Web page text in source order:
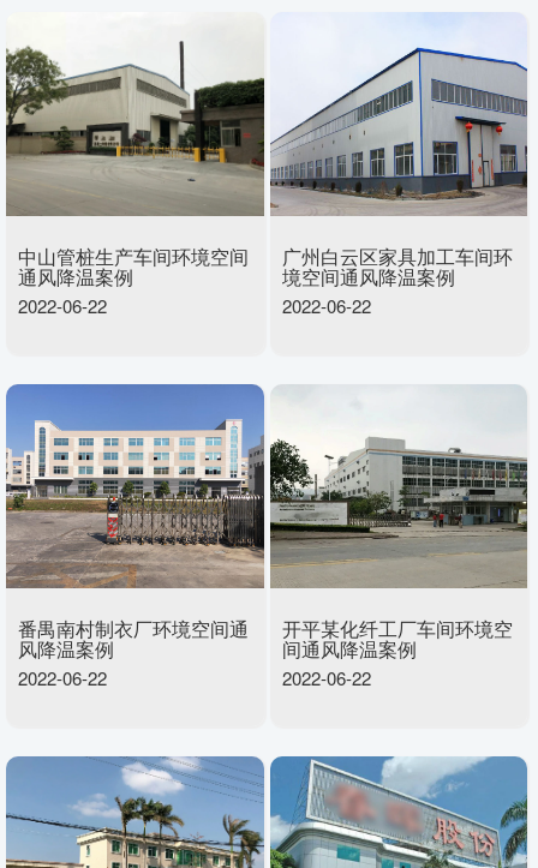
中山管桩生产车间环境空间
通风降温案例
2022-06-22
广州白云区家具加工车间环
境空间通风降温案例
2022-06-22
番禺南村制衣厂环境空间通
风降温案例
2022-06-22
开平某化纤工厂车间环境空
间通风降温案例
2022-06-22